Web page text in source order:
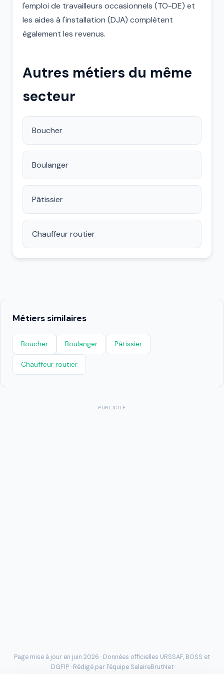
l'emploi de travailleurs occasionnels (TO-DE) et
les aides à l'installation (DJA) complètent
également les revenus.
Autres métiers du même
secteur
Boucher
Boulanger
Pâtissier
Chauffeur routier
Métiers similaires
Boucher Boulanger Pâtissier
Chauffeur routier
PUBLICITÉ
Page mise à jour en juin 2026 · Données officielles URSSAF, BOSS et
DGFIP · Rédigé par l'équipe SalaireBrutNet